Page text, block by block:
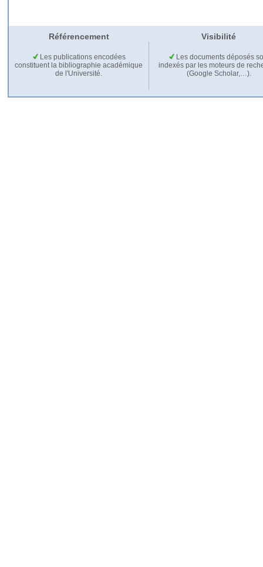
Référencement Visibilité
Les publications encodées
constituent la bibliographie académique
de l'Université.
Les documents déposés
indexés par les moteurs de
(Google Scholar,…).